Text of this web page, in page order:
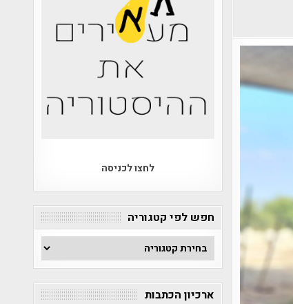
לחצו לכניסה
חפש לפי קטגוריה
חפש
לפי
קטגוריה
ארכיון הכתבות